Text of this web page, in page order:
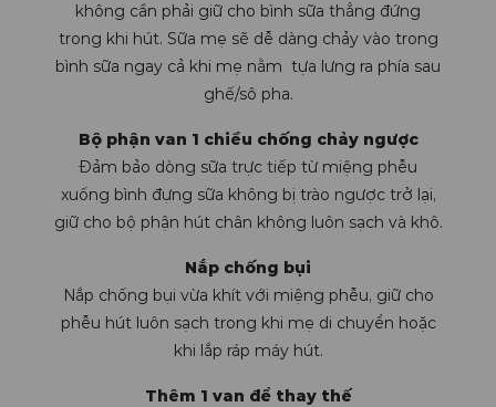
không cần phải giữ cho bình sữa thẳng đứng
trong khi hút. Sữa mẹ sẽ dễ dàng chảy vào trong
bình sữa ngay cả khi mẹ nằm tựa lưng ra phía sau
ghế/sô pha.
Bộ phận van 1 chiều chống chảy ngược
Đảm bảo dòng sữa trực tiếp từ miệng phễu
xuống bình đựng sữa không bị trào ngược trở lại,
giữ cho bộ phận hút chân không luôn sạch và khô.
Nắp chống bụi
Nắp chống bụi vừa khít với miệng phễu, giữ cho
phễu hút luôn sạch trong khi mẹ di chuyển hoặc
khi lắp ráp máy hút.
Thêm 1 van để thay thế